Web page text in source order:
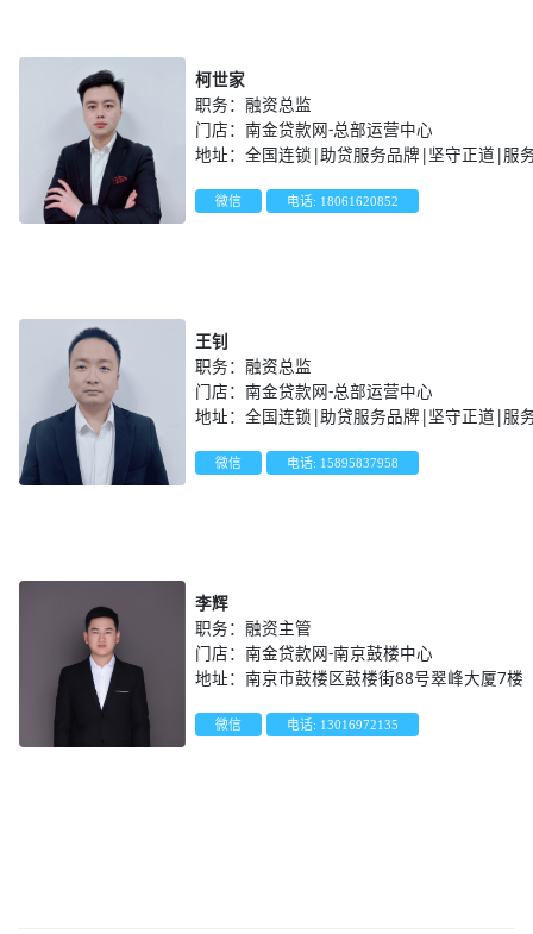
柯世家
职务：融资总监
门店：南金贷款网-总部运营中心
地址：全国连锁|助贷服务品牌|坚守正道|服
微信 电话: 18061620852
王钊
职务：融资总监
门店：南金贷款网-总部运营中心
地址：全国连锁|助贷服务品牌|坚守正道|服
微信 电话: 15895837958
李辉
职务：融资主管
门店：南金贷款网-南京鼓楼中心
地址：南京市鼓楼区鼓楼街88号翠峰大厦7楼
微信 电话: 13016972135